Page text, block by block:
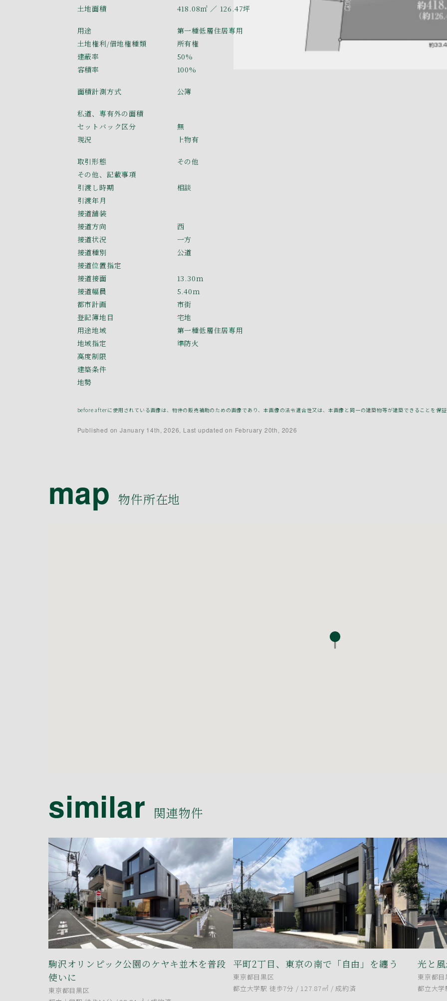
土地面積 418.08㎡ ／ 126.47坪
用途
第一種低層住居専用
土地権利/借地権種類
所有権
建蔽率
50%
容積率
100%
面積計測方式 公簿
私道、専有外の面積
セットバック区分
無
現況
上物有
取引形態
その他
その他、記載事項
引渡し時期
相談
引渡年月
接道舗装
接道方向
西
接道状況
一方
接道種別
公道
接道位置指定
接道接面
13.30ｍ
接道幅員
5.40ｍ
都市計画
市街
登記簿地目
宅地
用途地域
第一種低層住居専用
地域指定
準防火
高度制限
建築条件
地勢
before afterに使用されている画像は、物件の販売補助のための画像であり、本画像の法令適合性又は、本画像と同一の建築物等が建築できることを保証
Published on January 14th, 2026, Last updated on February 20th, 2026
map物件所在地
similar 関連物件
駒沢オリンピック公園のケヤキ並木を普段
使いに
東京都目黒区
平町2丁目、東京の南で「自由」を纏う
東京都目黒区
都立大学駅 徒歩7分 / 127.87㎡ / 成約済
光と
東京都目
都立大